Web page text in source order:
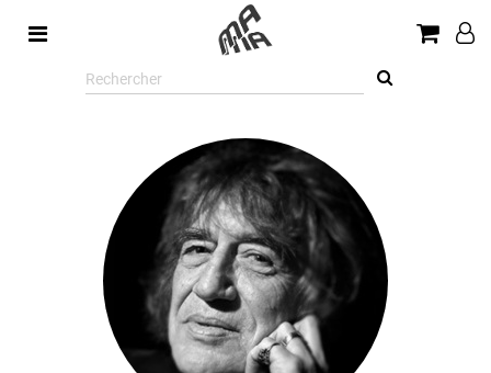
Rechercher
sur